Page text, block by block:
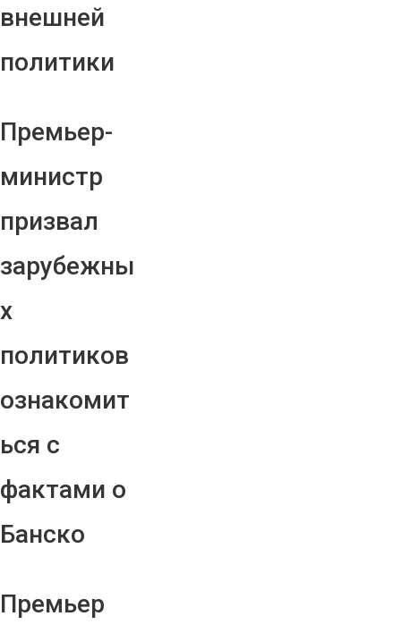
внешней
политики
Премьер-
министр
призвал
зарубежны
х
политиков
ознакомит
ься с
фактами о
Банско
Премьер